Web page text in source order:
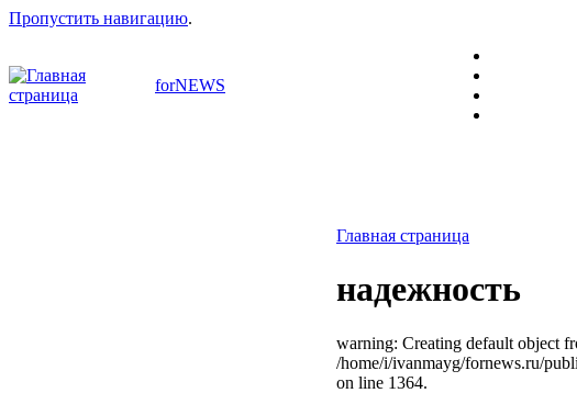
Пропустить навигацию.
forNEWS
Главная страница
надежность
warning: Creating default object
/home/i/ivanmayg/fornews.ru/
on line 1364.